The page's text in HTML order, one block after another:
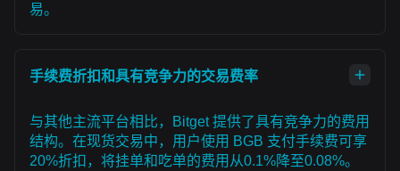
易。
手续费折扣和具有竞争力的交易费率
与其他主流平台相比，Bitget 提供了具有竞争力的费用
结构。在现货交易中，用户使用 BGB 支付手续费可享
20%折扣，将挂单和吃单的费用从0.1%降至0.08%。